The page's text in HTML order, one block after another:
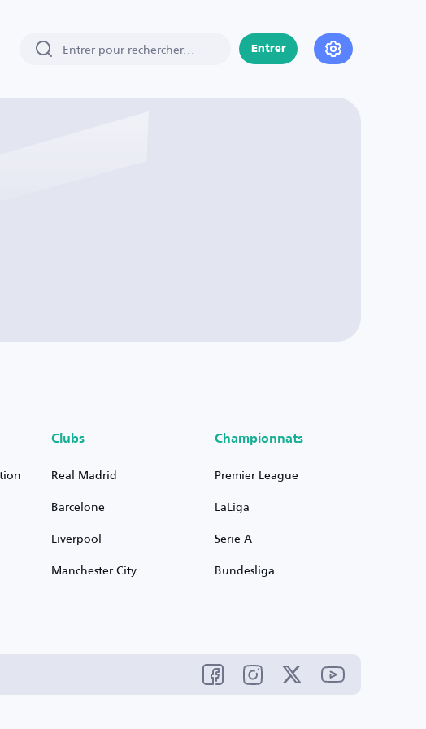
Entrer
Clubs
Real Madrid
Barcelone
Liverpool
Manchester City
Championnats
Premier League
LaLiga
Serie A
Bundesliga